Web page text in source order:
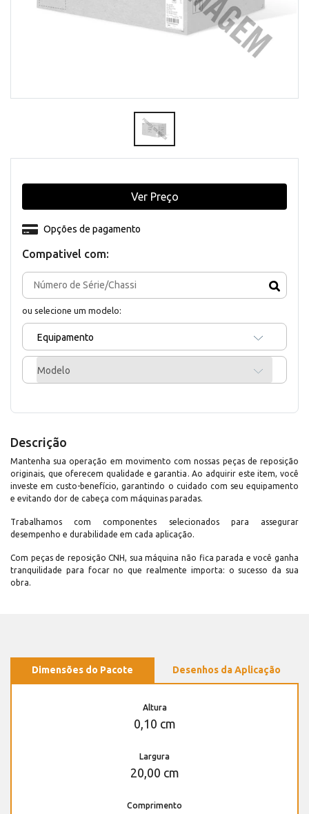
Compativel com:
ou selecione um modelo:
Equipamento
Modelo
Opções de pagamento
Ver Preço
Descrição
Mantenha sua operação em movimento com nossas peças de reposição
originais, que oferecem qualidade e garantia. Ao adquirir este item, você
investe em custo-benefício, garantindo o cuidado com seu equipamento
e evitando dor de cabeça com máquinas paradas.
Trabalhamos com componentes selecionados para assegurar
desempenho e durabilidade em cada aplicação.
Com peças de reposição CNH, sua máquina não fica parada e você ganha
tranquilidade para focar no que realmente importa: o sucesso da sua
obra.
Dimensões do Pacote Desenhos da Aplicação
Altura
0,10 cm
Largura
20,00 cm
Comprimento